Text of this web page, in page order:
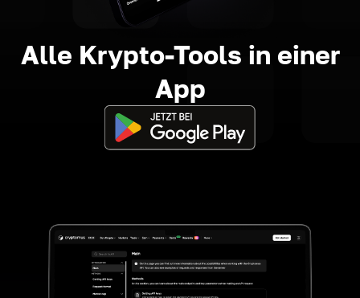
Alle Krypto-Tools in einer
App